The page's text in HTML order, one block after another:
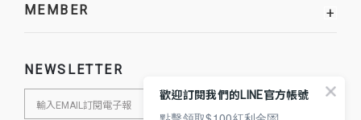
MEMBER +
NEWSLETTER
歡迎訂閱我們的LINE官方帳號